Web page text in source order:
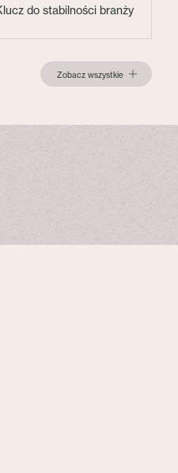
do stabilności branży
Zobacz wszystkie